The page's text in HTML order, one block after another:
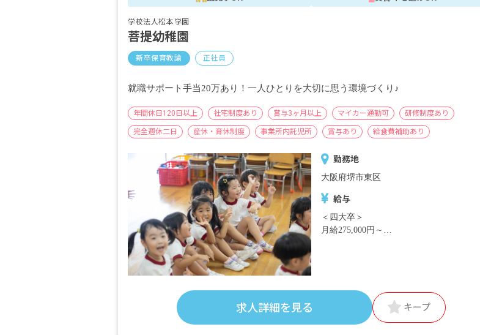
学校法人松本学園
菩提幼稚園
新卒保育教諭 正社員
就職サポート手当20万あり！一人ひとりを大切に思う環境づくり♪
年間休日120日以上 社宅制度あり 賞与3ヶ月以上 マイカー通勤可 研修制度あり
完全週休二日 産休・育休制度 事業所内託児所 賞与あり 給食費補助あり
勤務地
大阪府堺市東区
給与
＜四大卒＞
月給275,000円～
＜別途支給手当＞
■通勤手当 月上限25,000円 ※自転車通
の方は月額4,200円
求人詳細を見る キープ